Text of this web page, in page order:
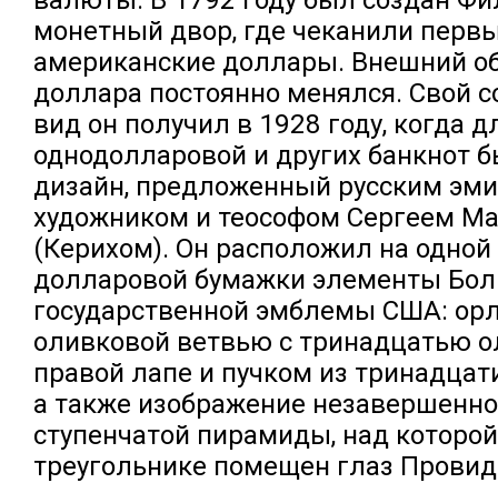
монетный двор, где чеканили
американские доллары. Внешний
доллара постоянно менялся. Свой
вид он получил в 1928 году, когда
однодолларовой и других банкнот
дизайн, предложенный русским
художником и теософом Сергеем
(Керихом). Он расположил на одной
долларовой бумажки элементы
государственной эмблемы США:
оливковой ветвью с тринадцатью
правой лапе и пучком из
а также изображение
ступенчатой пирамиды, над
треугольнике помещен глаз